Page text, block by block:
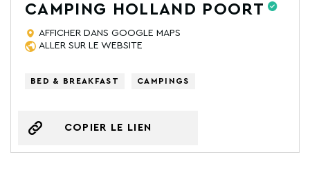
CAMPING HOLLAND POORT
AFFICHER DANS GOOGLE MAPS
ALLER SUR LE WEBSITE
BED & BREAKFAST CAMPINGS
COPIER LE LIEN